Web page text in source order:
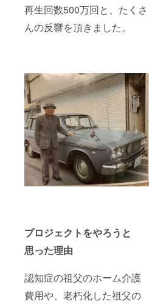
再生回数500万回と、たくさ
んの反響を頂きました。
プロジェクトをやろうと
思った理由
認知症の祖父のホーム介護
費用や、老朽化した祖父の